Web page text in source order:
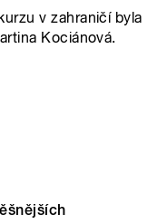
v zahraničí byla
Kociánová.